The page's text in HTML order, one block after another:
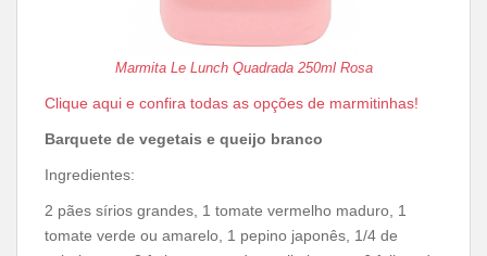
Marmita Le Lunch Quadrada 250ml Rosa
Clique aqui e confira todas as opções de marmitinhas!
Barquete de vegetais e queijo branco
Ingredientes:
2 pães sírios grandes, 1 tomate vermelho maduro, 1
tomate verde ou amarelo, 1 pepino japonês, 1/4 de